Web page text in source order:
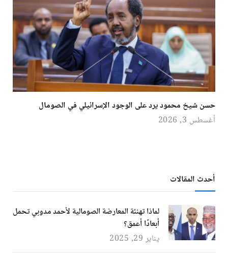
حسن شيخ محمود يرد على الوجود الإسرائيلي في الصومال
أغسطس 3, 2026
أحدث المقالات
لماذا تهنئة المعارضة الصومالية لأحمد مدوبي تحمل
أبعادًا أعمق؟
يناير 29, 2025